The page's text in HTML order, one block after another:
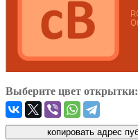
Выберите цвет открытки: